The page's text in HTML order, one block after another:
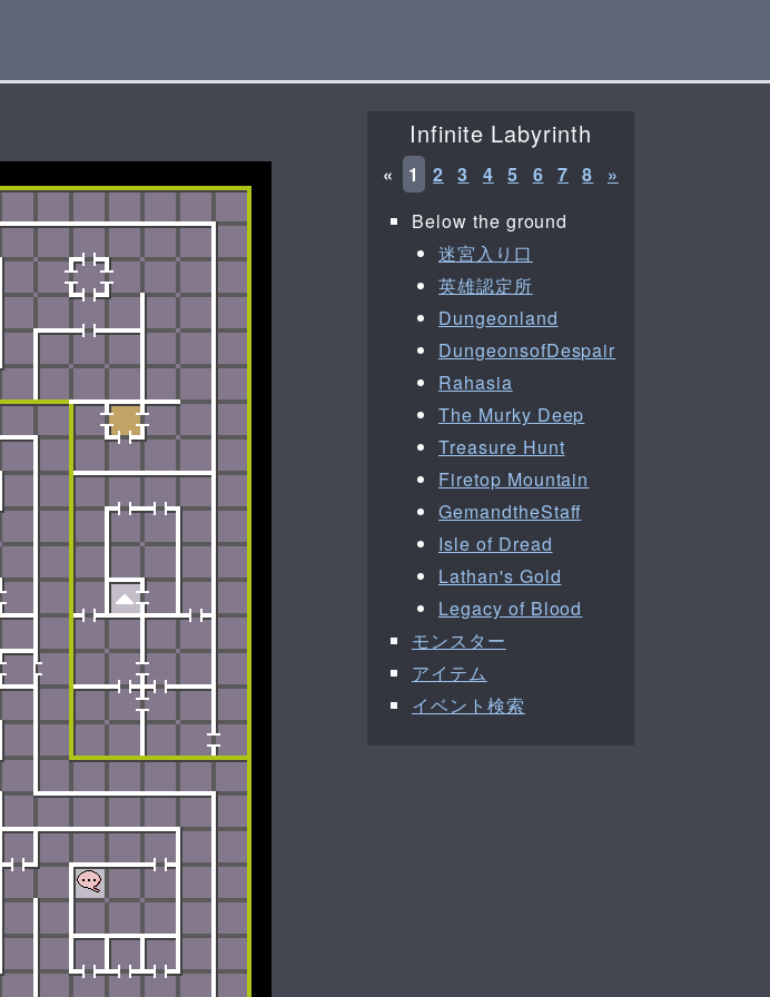
Infinite Labyrinth
« 1 2 3 4 5 6 7 8
»
Below the ground
迷宮入り口
英雄認定所
Dungeonland
DungeonsofDespair
Rahasia
The Murky Deep
Treasure Hunt
Firetop Mountain
GemandtheStaff
Isle of Dread
Lathan's Gold
Legacy of Blood
モンスター
アイテム
イベント検索